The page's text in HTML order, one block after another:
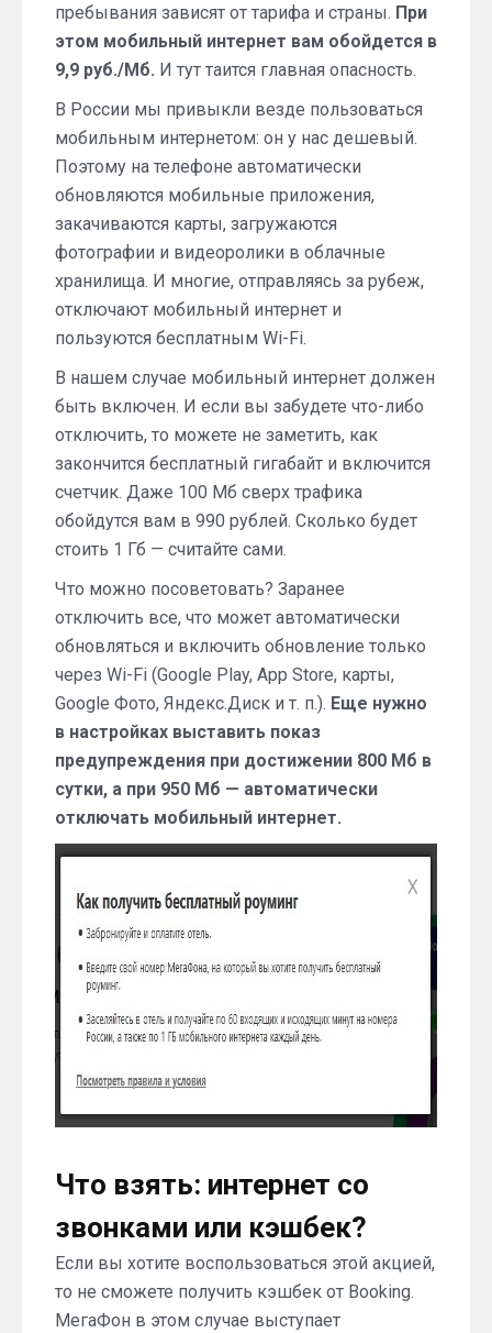
пребывания зависят от тарифа и страны. При
этом мобильный интернет вам обойдется в
9,9 руб./Мб. И тут таится главная опасность.
В России мы привыкли везде пользоваться
мобильным интернетом: он у нас дешевый.
Поэтому на телефоне автоматически
обновляются мобильные приложения,
закачиваются карты, загружаются
фотографии и видеоролики в облачные
хранилища. И многие, отправляясь за рубеж,
отключают мобильный интернет и
пользуются бесплатным Wi-Fi.
В нашем случае мобильный интернет должен
быть включен. И если вы забудете что-либо
отключить, то можете не заметить, как
закончится бесплатный гигабайт и включится
счетчик. Даже 100 Мб сверх трафика
обойдутся вам в 990 рублей. Сколько будет
стоить 1 Гб — считайте сами.
Что можно посоветовать? Заранее
отключить все, что может автоматически
обновляться и включить обновление только
через Wi-Fi (Google Play, App Store, карты,
Google Фото, Яндекс.Диск и т. п.). Еще нужно
в настройках выставить показ
предупреждения при достижении 800 Мб в
сутки, а при 950 Мб — автоматически
отключать мобильный интернет.
Что взять: интернет со
звонками или кэшбек?
Если вы хотите воспользоваться этой акцией,
то не сможете получить кэшбек от Booking.
МегаФон в этом случае выступает